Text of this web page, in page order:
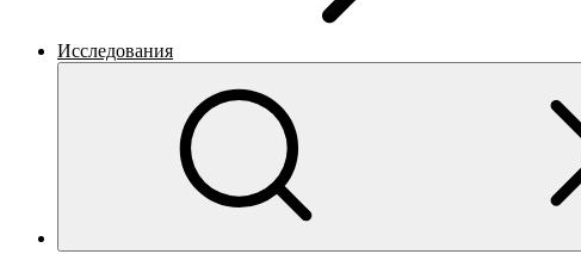
Исследования